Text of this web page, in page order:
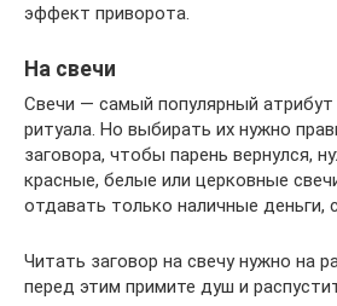
эффект приворота.
На свечи
Свечи — самый популярный атрибут
ритуала. Но выбирать их нужно
заговора, чтобы парень вернулся,
красные, белые или церковные
отдавать только наличные деньги,
Читать заговор на свечу нужно на
перед этим примите душ и